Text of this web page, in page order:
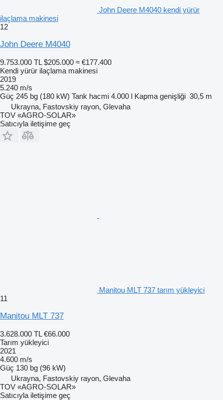
John Deere M4040 kendi yürür
ilaçlama makinesi
12
John Deere M4040
9.753.000 TL $205.000 ≈ €177.400
Kendi yürür ilaçlama makinesi
2019
5.240 m/s
Güç 245 bg (180 kW) Tank hacmi 4.000 l Kapma genişliği 30,5 m
Ukrayna, Fastovskiy rayon, Glevaha
TOV «AGRO-SOLAR»
Satıcıyla iletişime geç
Manitou MLT 737 tarım yükleyici
11
Manitou MLT 737
3.628.000 TL €66.000
Tarım yükleyici
2021
4.600 m/s
Güç 130 bg (96 kW)
Ukrayna, Fastovskiy rayon, Glevaha
TOV «AGRO-SOLAR»
Satıcıyla iletişime geç